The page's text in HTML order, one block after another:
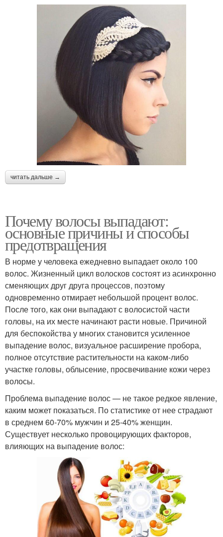
читать дальше →
Почему волосы выпадают:
основные причины и способы
предотвращения
В норме у человека ежедневно выпадает около 100
волос. Жизненный цикл волосков состоят из асинхронно
сменяющих друг друга процессов, поэтому
одновременно отмирает небольшой процент волос.
После того, как они выпадают с волосистой части
головы, на их месте начинают расти новые. Причиной
для беспокойства у многих становится усиленное
выпадение волос, визуальное расширение пробора,
полное отсутствие растительности на каком-либо
участке головы, облысение, просвечивание кожи через
волосы.
Проблема выпадение волос — не такое редкое явление,
каким может показаться. По статистике от нее страдают
в среднем 60-70% мужчин и 25-40% женщин.
Существует несколько провоцирующих факторов,
влияющих на выпадение волос: